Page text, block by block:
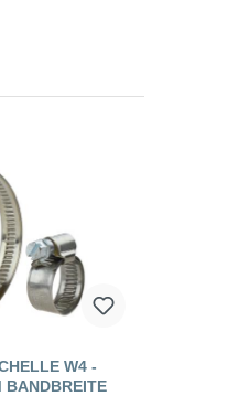
W4 -
BANDBREITE